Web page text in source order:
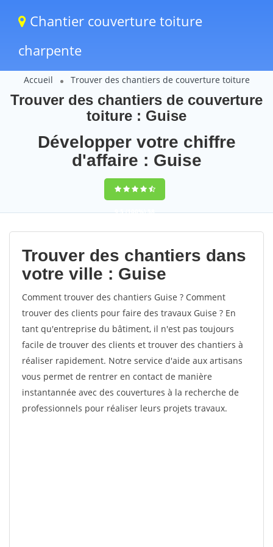
Chantier couverture toiture
charpente
Accueil Trouver des chantiers de couverture toiture
Trouver des chantiers de couverture
toiture : Guise
Développer votre chiffre
d'affaire : Guise
9,5(100%)58
votes
Trouver des chantiers dans
votre ville : Guise
Comment trouver des chantiers Guise ? Comment
trouver des clients pour faire des travaux Guise ? En
tant qu'entreprise du bâtiment, il n'est pas toujours
facile de trouver des clients et trouver des chantiers à
réaliser rapidement. Notre service d'aide aux artisans
vous permet de rentrer en contact de manière
instantannée avec des couvertures à la recherche de
professionnels pour réaliser leurs projets travaux.